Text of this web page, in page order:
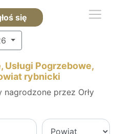
się
Usługi Pogrzebowe,
rybnicki
przez Orły